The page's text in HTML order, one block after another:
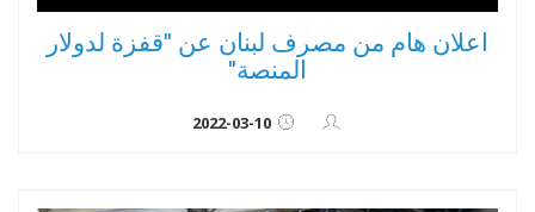
اعلان هام من مصرف لبنان عن "قفزة لدولار
المنصة"